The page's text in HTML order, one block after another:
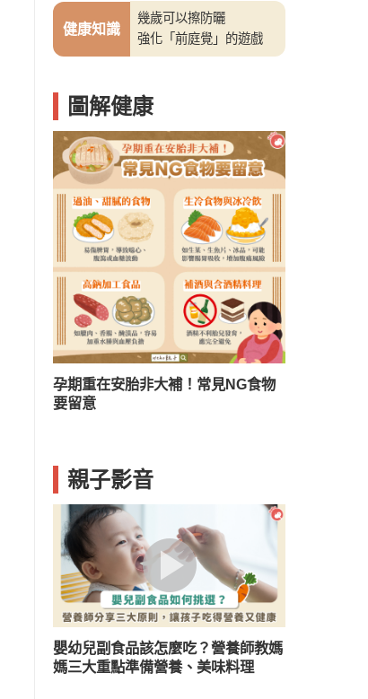
健康知識
幾歲可以擦防曬
強化「前庭覺」的遊戲
圖解健康
孕期重在安胎非大補！常見NG食物
要留意
親子影音
嬰幼兒副食品該怎麼吃？營養師教媽
媽三大重點準備營養、美味料理